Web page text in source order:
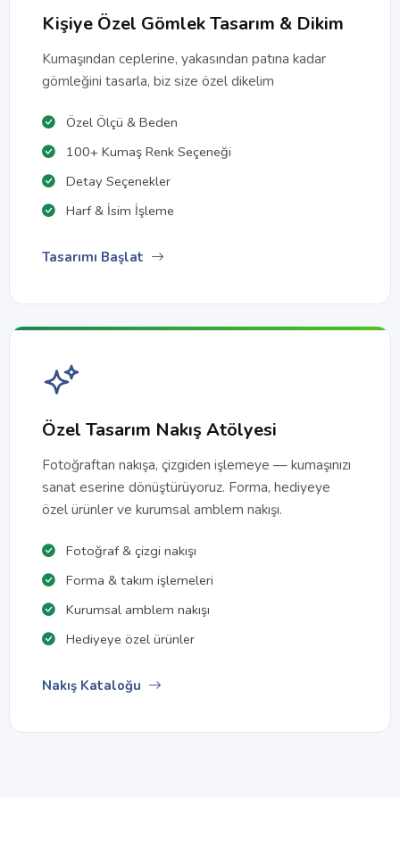
Kişiye Özel Gömlek Tasarım & Dikim
Kumaşından ceplerine, yakasından patına kadar
gömleğini tasarla, biz size özel dikelim
Özel Ölçü & Beden
100+ Kumaş Renk Seçeneği
Detay Seçenekler
Harf & İsim İşleme
Tasarımı Başlat
Özel Tasarım Nakış Atölyesi
Fotoğraftan nakışa, çizgiden işlemeye — kumaşınızı
sanat eserine dönüştürüyoruz. Forma, hediyeye
özel ürünler ve kurumsal amblem nakışı.
Fotoğraf & çizgi nakışı
Forma & takım işlemeleri
Kurumsal amblem nakışı
Hediyeye özel ürünler
Nakış Kataloğu